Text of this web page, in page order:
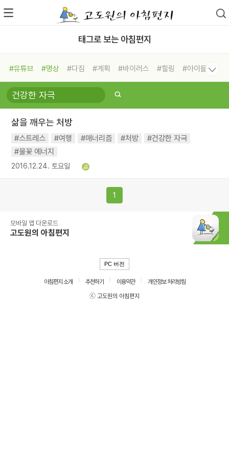
태그로 보는 아침편지
#유튜브 #명상 #다짐 #계획 #바이러스 #힐링
#아이들
#비전캠프
#독서캠프 #삶
#희망
#나눔 #친구 #링컨학교
#독서
#건강 #면역력
삶을 깨우는 처방
#스트레스 #여행 #매너리즘 #처방
#건강한 자극
#불꽃 에너지
2016.12.24. 토요일
1
모바일 앱 다운로드
고도원의 아침편지
PC 버전
아침편지 소개 추천하기 이용약관
개인정보 처리방침
ⓒ 고도원의 아침편지